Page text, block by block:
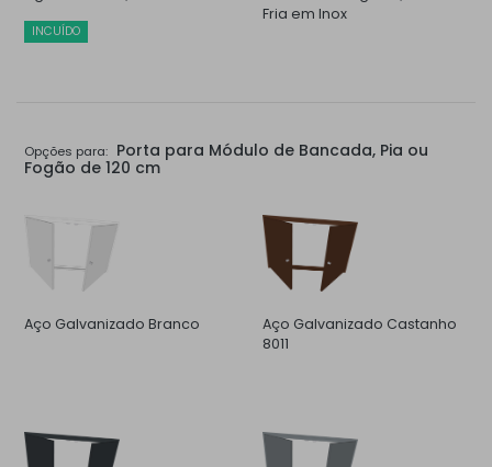
INCUÍDO
Fria em Inox
Opções para: Porta para Módulo de Bancada, Pia ou
Fogão de 120 cm
Aço Galvanizado Branco
Aço Galvanizado Castanho
8011